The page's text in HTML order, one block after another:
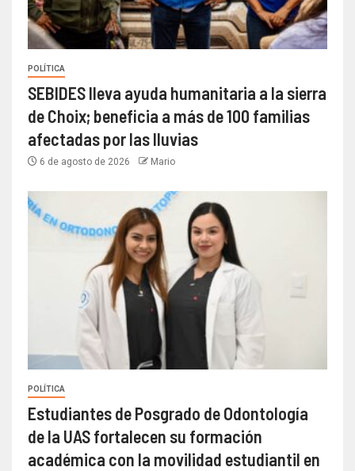
POLÍTICA
SEBIDES lleva ayuda humanitaria a la sierra
de Choix; beneficia a más de 100 familias
afectadas por las lluvias
6 de agosto de 2026 Mario
POLÍTICA
Estudiantes de Posgrado de Odontología
de la UAS fortalecen su formación
académica con la movilidad estudiantil en